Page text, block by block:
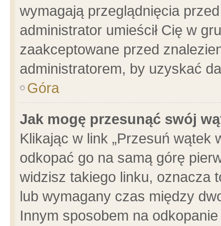
wymagają przeglądnięcia
administrator umieścił Cię w
zaakceptowane przed
administratorem, by uzyskać
Góra
Jak mogę przesunąć swój
Klikając w link „Przesuń wątek
odkopać go na samą górę
widzisz takiego linku, oznacza
lub wymagany czas między
Innym sposobem na